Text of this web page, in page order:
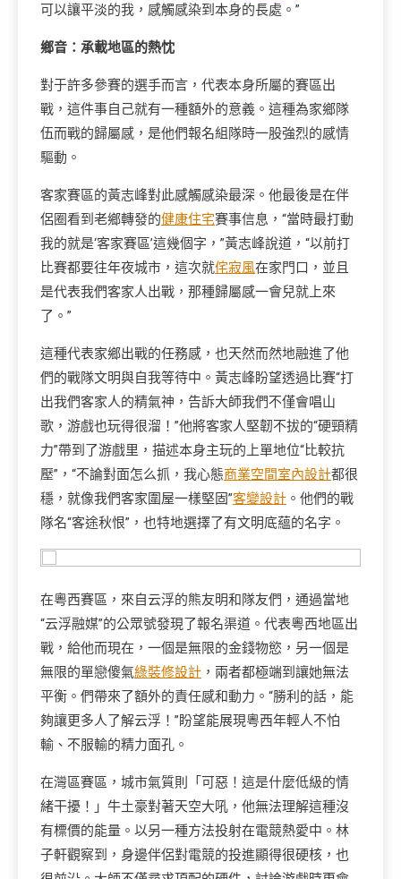
可以讓平淡的我，感觸感染到本身的長處。”
鄉音：承載地區的熱忱
對于許多參賽的選手而言，代表本身所屬的賽區出
戰，這件事自己就有一種額外的意義。這種為家鄉隊
伍而戰的歸屬感，是他們報名組隊時一股強烈的感情
驅動。
客家賽區的黃志峰對此感觸感染最深。他最後是在伴
侶圈看到老鄉轉發的健康住宅賽事信息，“當時最打動
我的就是‘客家賽區’這幾個字，”黃志峰說道，“以前打
比賽都要往年夜城市，這次就侘寂風在家門口，並且
是代表我們客家人出戰，那種歸屬感一會兒就上來
了。”
這種代表家鄉出戰的任務感，也天然而然地融進了他
們的戰隊文明與自我等待中。黃志峰盼望透過比賽“打
出我們客家人的精氣神，告訴大師我們不僅會唱山
歌，游戲也玩得很溜！”他將客家人堅韌不拔的“硬頸精
力”帶到了游戲里，描述本身主玩的上單地位“比較抗
壓”，“不論對面怎么抓，我心態商業空間室內設計都很
穩，就像我們客家圍屋一樣堅固”客變設計 。他們的戰
隊名“客途秋恨”，也特地選擇了有文明底蘊的名字。
在粵西賽區，來自云浮的熊友明和隊友們，通過當地
“云浮融媒”的公眾號發現了報名渠道。代表粵西地區出
戰，給他而現在，一個是無限的金錢物慾，另一個是
無限的單戀傻氣綠裝修設計 ，兩者都極端到讓她無法
平衡。們帶來了額外的責任感和動力。“勝利的話，能
夠讓更多人了解云浮！”盼望能展現粵西年輕人不怕
輸、不服輸的精力面孔。
在灣區賽區，城市氣質則「可惡！這是什麼低級的情
緒干擾！」牛土豪對著天空大吼，他無法理解這種沒
有標價的能量。以另一種方法投射在電競熱愛中。林
子軒觀察到，身邊伴侶對電競的投進顯得很硬核，也